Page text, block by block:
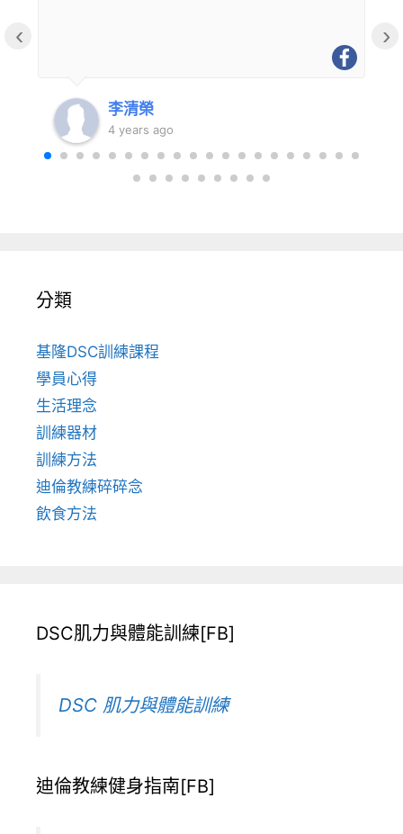
李清榮
4 years ago
‹ ›
分類
基隆DSC訓練課程
學員心得
生活理念
訓練器材
訓練方法
迪倫教練碎碎念
飲食方法
DSC肌力與體能訓練[FB]
DSC 肌力與體能訓練
迪倫教練健身指南[FB]